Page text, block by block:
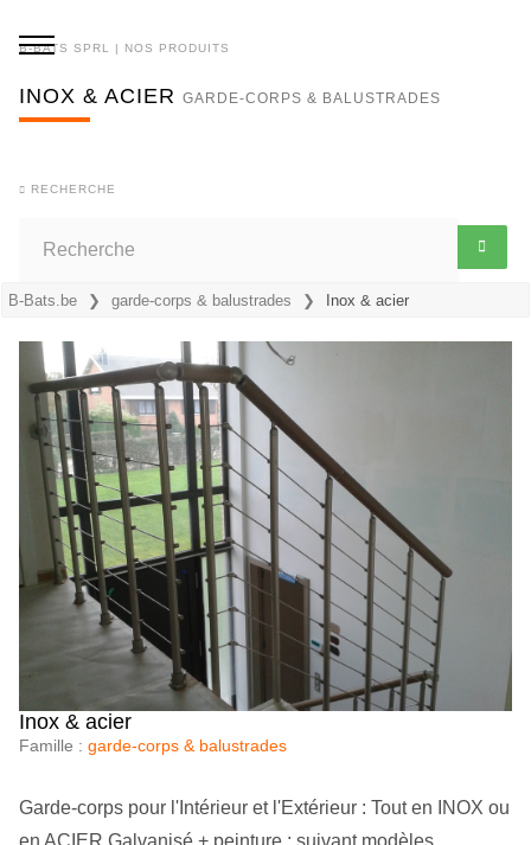
B-BATS SPRL | NOS PRODUITS
INOX & ACIER GARDE-CORPS & BALUSTRADES
RECHERCHE
B-Bats.be garde-corps & balustrades Inox & acier
Inox & acier
Famille : garde-corps & balustrades
Garde-corps pour l'Intérieur et l'Extérieur : Tout en INOX ou
en ACIER Galvanisé + peinture ; suivant modèles.